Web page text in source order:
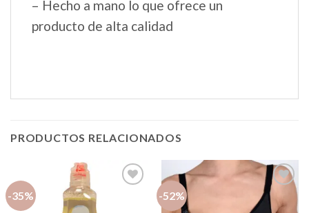
– Hecho a mano lo que ofrece un
producto de alta calidad
PRODUCTOS RELACIONADOS
-35% -52%